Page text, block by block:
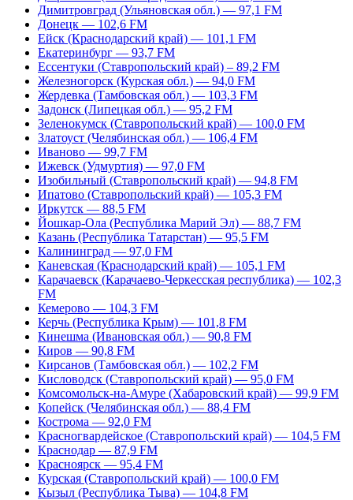
Димитровград (Ульяновская обл.) — 97,1 FM
Донецк — 102,6 FM
Ейск (Краснодарский край) — 101,1 FM
Екатеринбург — 93,7 FM
Ессентуки (Ставропольский край) – 89,2 FM
Железногорск (Курская обл.) — 94,0 FM
Жердевка (Тамбовская обл.) — 103,3 FM
Задонск (Липецкая обл.) — 95,2 FM
Зеленокумск (Ставропольский край) — 100,0 FM
Златоуст (Челябинская обл.) — 106,4 FM
Иваново — 99,7 FM
Ижевск (Удмуртия) — 97,0 FM
Изобильный (Ставропольский край) — 94,8 FM
Ипатово (Ставропольский край) — 105,3 FM
Иркутск — 88,5 FM
Йошкар-Ола (Республика Марий Эл) — 88,7 FM
Казань (Республика Татарстан) — 95,5 FM
Калининград — 97,0 FM
Каневская (Краснодарский край) — 105,1 FM
Карачаевск (Карачаево-Черкесская республика) — 102,3
FM
Кемерово — 104,3 FM
Керчь (Республика Крым) — 101,8 FM
Кинешма (Ивановская обл.) — 90,8 FM
Киров — 90,8 FM
Кирсанов (Тамбовская обл.) — 102,2 FM
Кисловодск (Ставропольский край) — 95,0 FM
Комсомольск-на-Амуре (Хабаровский край) — 99,9 FM
Копейск (Челябинская обл.) — 88,4 FM
Кострома — 92,0 FM
Красногвардейское (Ставропольский край) — 104,5 FM
Краснодар — 87,9 FM
Красноярск — 95,4 FM
Курская (Ставропольский край) — 100,0 FM
Кызыл (Республика Тыва) — 104,8 FM